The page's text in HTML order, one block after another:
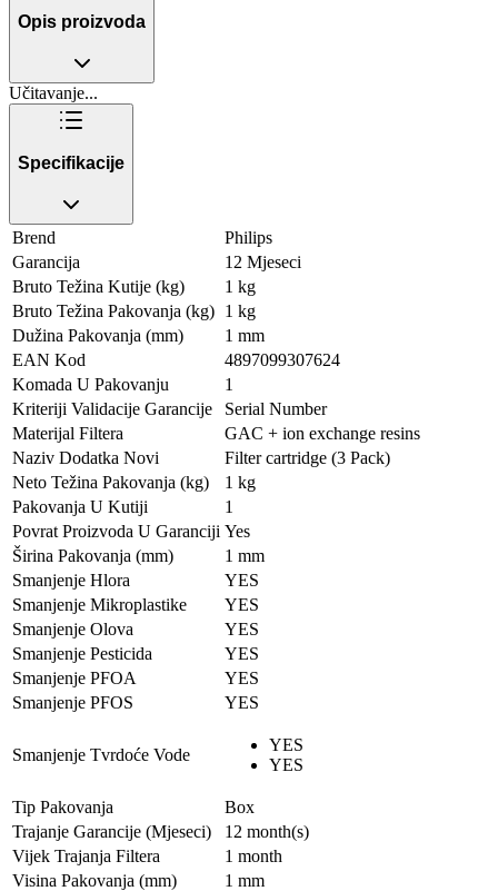
Opis proizvoda
Učitavanje...
Specifikacije
Brend
Philips
Garancija
12 Mjeseci
Bruto Težina Kutije (kg)
1 kg
Bruto Težina Pakovanja (kg) 1 kg
Dužina Pakovanja (mm)
1 mm
EAN Kod
4897099307624
Komada U Pakovanju
1
Kriteriji Validacije Garancije
Serial Number
Materijal Filtera
GAC + ion exchange resins
Naziv Dodatka Novi
Filter cartridge (3 Pack)
Neto Težina Pakovanja (kg)
1 kg
Pakovanja U Kutiji
1
Povrat Proizvoda U Garanciji Yes
Širina Pakovanja (mm)
1 mm
Smanjenje Hlora
YES
Smanjenje Mikroplastike
YES
Smanjenje Olova
YES
Smanjenje Pesticida
YES
Smanjenje PFOA
YES
Smanjenje PFOS
YES
Smanjenje Tvrdoće Vode
YES
YES
Tip Pakovanja
Box
Trajanje Garancije (Mjeseci)
12 month(s)
Vijek Trajanja Filtera
1 month
Visina Pakovanja (mm)
1 mm